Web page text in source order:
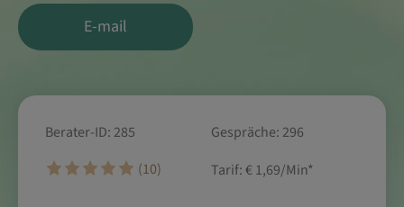
E-mail
Berater-ID: 285
Gespräche: 296
(10)
Tarif: € 1,69/Min*